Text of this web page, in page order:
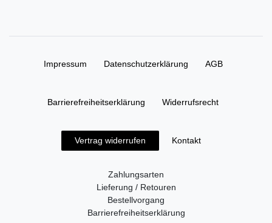
Impressum Daten­schutz­erklärung AGB
Barrierefreiheitserklärung Widerrufs­recht
Vertrag widerrufen Kontakt
Zahlungsarten
Lieferung / Retouren
Bestellvorgang
Barrierefreiheitserklärung